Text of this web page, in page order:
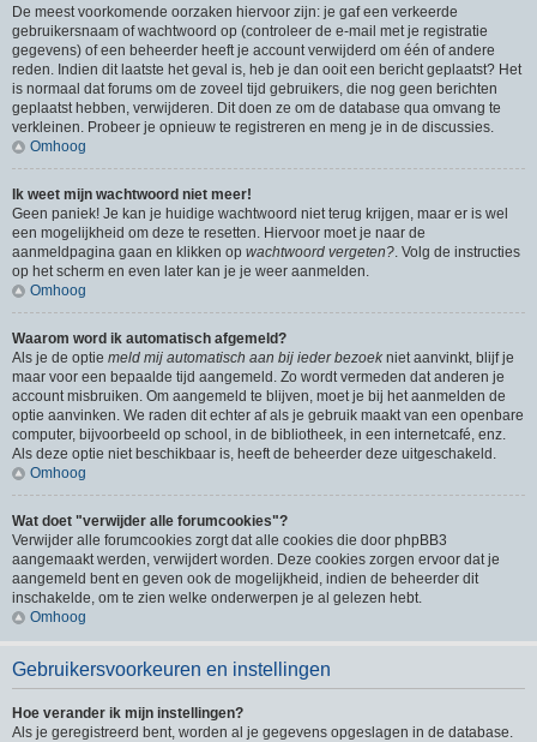
De meest voorkomende oorzaken hiervoor zijn: je gaf een verkeerde
gebruikersnaam of wachtwoord op (controleer de e-mail met je registratie
gegevens) of een beheerder heeft je account verwijderd om één of andere
reden. Indien dit laatste het geval is, heb je dan ooit een bericht geplaatst? Het
is normaal dat forums om de zoveel tijd gebruikers, die nog geen berichten
geplaatst hebben, verwijderen. Dit doen ze om de database qua omvang te
verkleinen. Probeer je opnieuw te registreren en meng je in de discussies.
Omhoog
Ik weet mijn wachtwoord niet meer!
Geen paniek! Je kan je huidige wachtwoord niet terug krijgen, maar er is wel
een mogelijkheid om deze te resetten. Hiervoor moet je naar de
aanmeldpagina gaan en klikken op wachtwoord vergeten?. Volg de instructies
op het scherm en even later kan je je weer aanmelden.
Omhoog
Waarom word ik automatisch afgemeld?
Als je de optie meld mij automatisch aan bij ieder bezoek niet aanvinkt, blijf je
maar voor een bepaalde tijd aangemeld. Zo wordt vermeden dat anderen je
account misbruiken. Om aangemeld te blijven, moet je bij het aanmelden de
optie aanvinken. We raden dit echter af als je gebruik maakt van een openbare
computer, bijvoorbeeld op school, in de bibliotheek, in een internetcafé, enz.
Als deze optie niet beschikbaar is, heeft de beheerder deze uitgeschakeld.
Omhoog
Wat doet "verwijder alle forumcookies"?
Verwijder alle forumcookies zorgt dat alle cookies die door phpBB3
aangemaakt werden, verwijdert worden. Deze cookies zorgen ervoor dat je
aangemeld bent en geven ook de mogelijkheid, indien de beheerder dit
inschakelde, om te zien welke onderwerpen je al gelezen hebt.
Omhoog
Gebruikersvoorkeuren en instellingen
Hoe verander ik mijn instellingen?
Als je geregistreerd bent, worden al je gegevens opgeslagen in de database.